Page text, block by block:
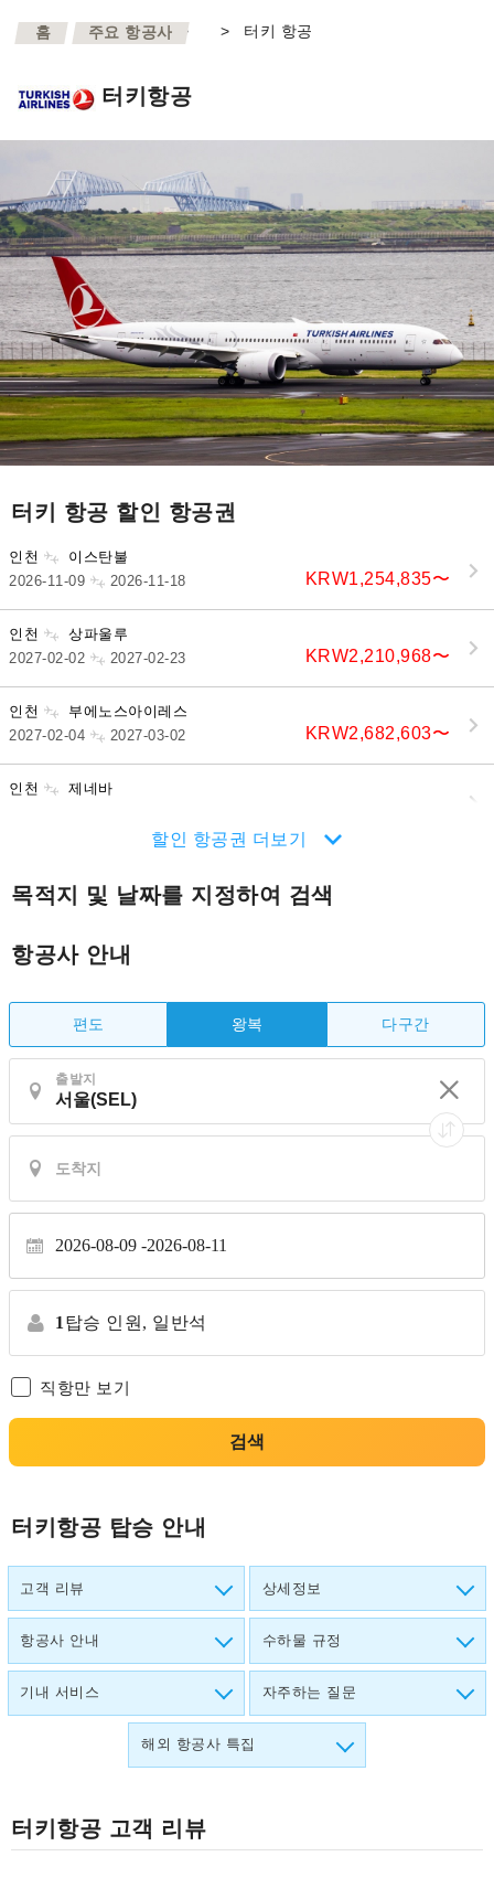
홈 >
주요 항공사 > 터키 항공
터키항공
터키 항공 할인 항공권
인천 이스탄불
KRW1,254,835〜
2026-11-09 2026-11-18
인천 상파울루
KRW2,210,968〜
2027-02-02 2027-02-23
인천 부에노스아이레스
KRW2,682,603〜
2027-02-04 2027-03-02
인천 제네바
할인 항공권 더보기
목적지 및 날짜를 지정하여 검색
항공사 안내
편도 왕복 다구간
출발지
2026-08-09 2026-08-11
1 탑승 인원, 일반석
직항만 보기
검색
터키항공 탑승 안내
고객 리뷰 상세정보
항공사 안내 수하물 규정
기내 서비스 자주하는 질문
해외 항공사 특집
터키항공 고객 리뷰